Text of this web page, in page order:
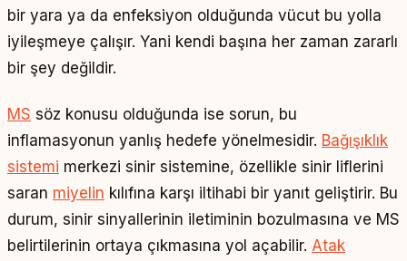
bir yara ya da enfeksiyon olduğunda vücut bu yolla
iyileşmeye çalışır. Yani kendi başına her zaman zararlı
bir şey değildir.
MS söz konusu olduğunda ise sorun, bu
inflamasyonun yanlış hedefe yönelmesidir. Bağışıklık
sistemi merkezi sinir sistemine, özellikle sinir liflerini
saran miyelin kılıfına karşı iltihabi bir yanıt geliştirir. Bu
durum, sinir sinyallerinin iletiminin bozulmasına ve MS
belirtilerinin ortaya çıkmasına yol açabilir. Atak